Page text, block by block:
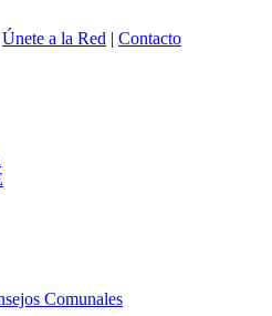
Únete a la Red | Contacto
Comunales